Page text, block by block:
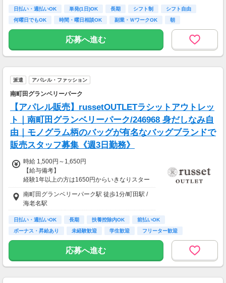
◎資格取得費用は当社全額負担
※65歳以上の方は下記給与になります
70～79歳：日勤／日給1万500円
日払い・週払いOK 単発(1日)OK 長期 シフト制
シフト自由
何曜日でもOK
時間・曜日相談OK 副業・ＷワークOK 朝
応募へ進む
派遣 アパレル・ファッション
南町田グランベリーパーク
【アパレル販売】russetOUTLETラシットアウトレッ
ト｜南町田グランベリーパーク/246968 身だしなみ自
由｜モノグラム柄のバッグが有名なバッグブランドで
販売スタッフ募集《週3日勤務》
時給 1,500円～1,650円
【給与備考】
経験1年以上の方は1650円からいきなりスター
ト！経験1年未満の方も就業1年後には必ず165
0円に昇給します！
◆月収例
13万5千円～14万8千円＋残業手当
【前払い制度あり】
6割のスタッフが利用中！働いた給料の一部を
最短即時支払い。
利用料・振込手数料はすべて無料。
南町田グランベリーパーク駅 徒歩1分/町田駅 /
海老名駅
日払い・週払いOK 長期 扶養控除内OK
前払いOK
ボーナス・昇給あり
未経験歓迎 学生歓迎
フリーター歓迎
経験者歓迎
応募へ進む